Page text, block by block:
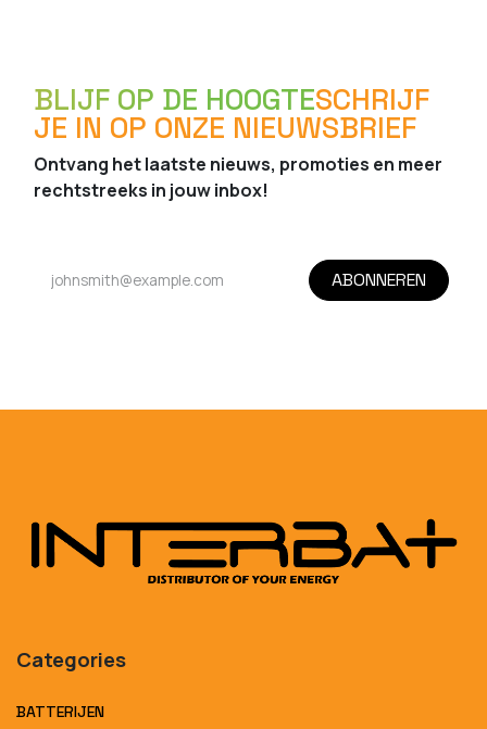
BLIJF OP DE HOOGTESCHRIJF
JE IN OP ONZE NIEUWSBRIEF
Ontvang het laatste nieuws, promoties en meer
rechtstreeks in jouw inbox!
ABONNEREN
Categories
BATTERIJEN